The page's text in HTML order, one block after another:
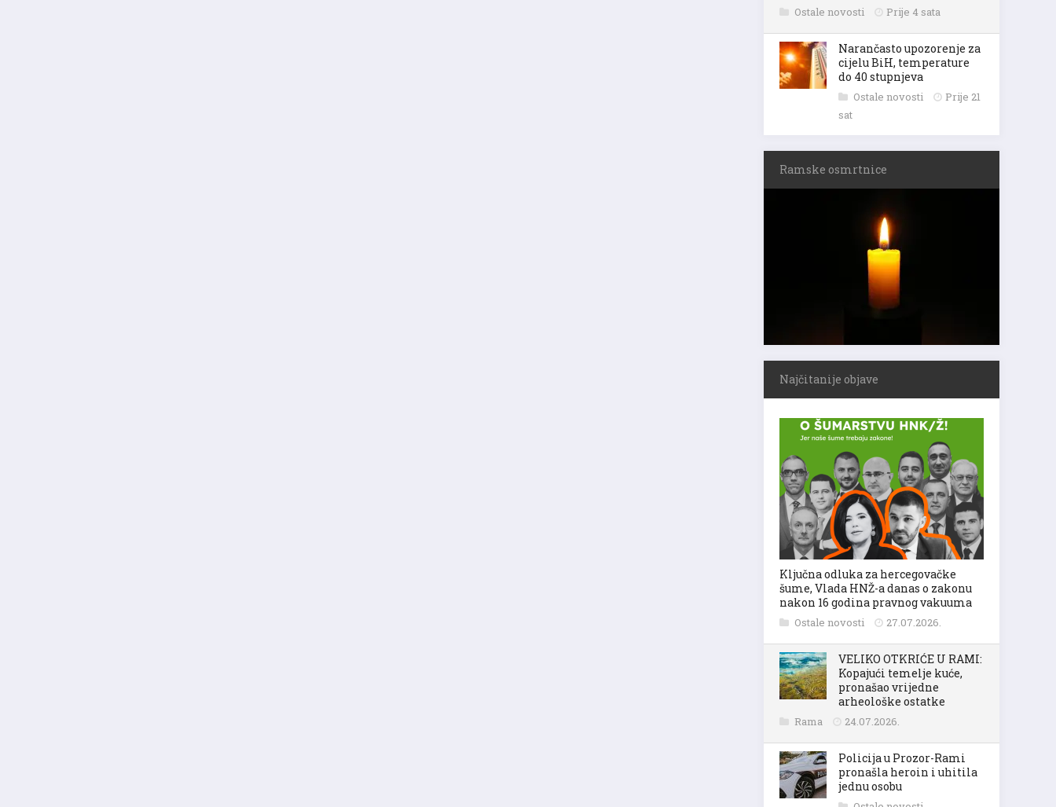
Ostale novosti Prije 4 sata
Narančasto upozorenje za
cijelu BiH, temperature
do 40 stupnjeva
Ostale novosti
Prije 21
sat
Ramske osmrtnice
Najčitanije objave
Ključna odluka za hercegovačke
šume, Vlada HNŽ-a danas o zakonu
nakon 16 godina pravnog vakuuma
Ostale novosti 27.07.2026.
VELIKO OTKRIĆE U RAMI:
Kopajući temelje kuće,
pronašao vrijedne
arheološke ostatke
Rama 24.07.2026.
Policija u Prozor-Rami
pronašla heroin i uhitila
jednu osobu